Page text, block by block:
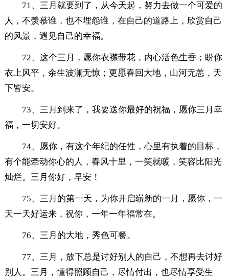
71、三月就要到了，从今天起，努力去做一个可爱的
人，不羡慕谁，也不埋怨谁，在自己的道路上，欣赏自己
的风景，遇见自己的幸福。
72、这个三月，愿你衣襟带花，内心活色生香；盼你
衣上风平，余生波澜无惊；更愿春回大地，山河无恙，天
下皆安。
73、三月到来了，我要送你最好的祝福，愿你三月幸
福，一切安好。
74、愿你，有这个年纪的任性，心里有执着的目标，
有个能牵动你心的人，春风十里，一笑就暖，笑容比阳光
灿烂。三月你好，早安！
75、三月的第一天，为你开启崭新的一月，愿你，一
天一天好运来，祝你，一年一年福常在。
76、三月的大地，秀色可餐。
77、三月，放下总是讨好别人的自己，不想再去讨好
别人。三月，懂得照顾自己，尽情付出，也尽情享受生